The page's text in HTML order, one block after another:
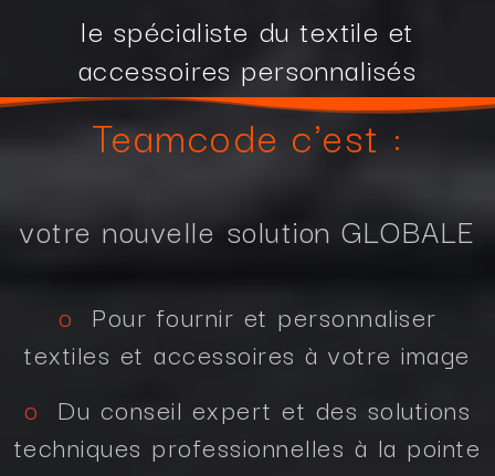
le spécialiste du textile et
accessoires personnalisés
Teamcode c'est :
votre nouvelle solution GLOBALE
o Pour fournir et personnaliser
textiles et accessoires à votre image
o Du conseil expert et des solutions
techniques professionnelles à la pointe